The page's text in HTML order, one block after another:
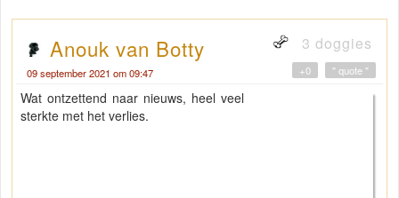
Anouk van Botty 3 doggies
09 september 2021 om 09:47 " quote "
+0
Wat ontzettend naar nieuws, heel veel
sterkte met het verlies.